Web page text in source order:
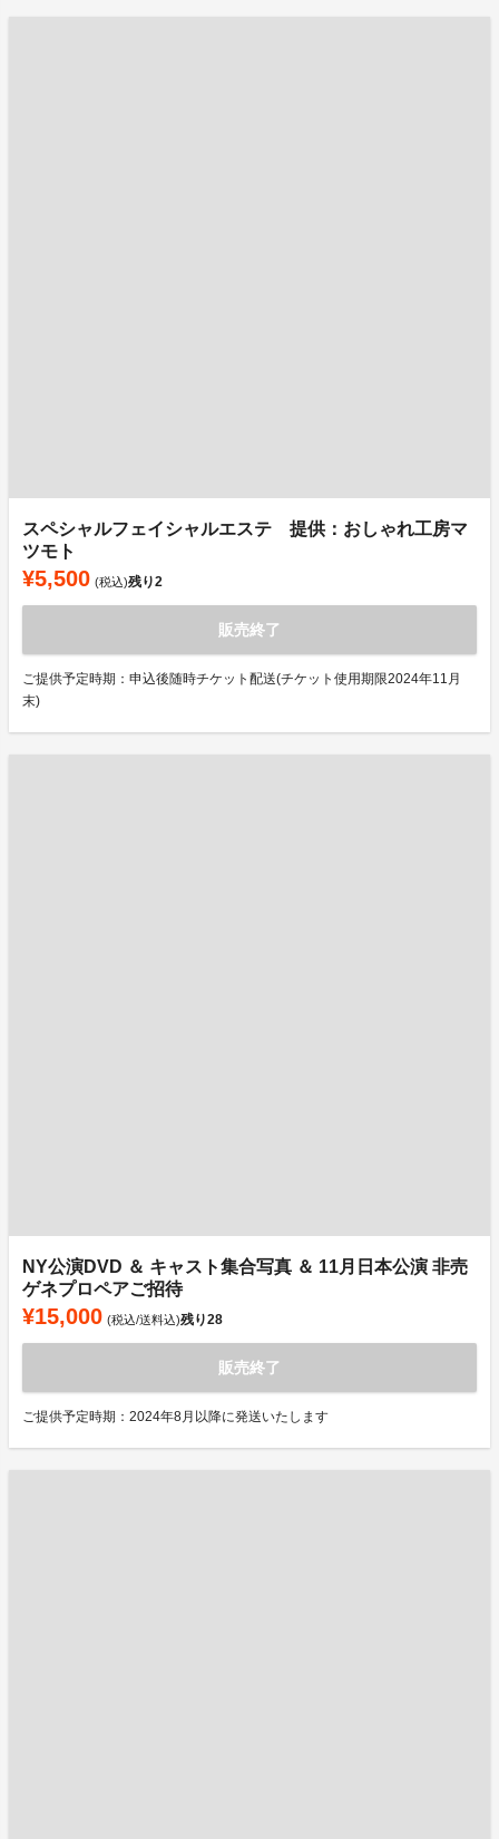
スペシャルフェイシャルエステ 提供：おしゃれ工房マ
ツモト
¥5,500 (税込)残り2
販売終了
ご提供予定時期：申込後随時チケット配送(チケット使用期限2024年11月
末)
NY公演DVD ＆ キャスト集合写真 ＆ 11月日本公演 非売
ゲネプロペアご招待
¥15,000 (税込/送料込)残り28
販売終了
ご提供予定時期：2024年8月以降に発送いたします